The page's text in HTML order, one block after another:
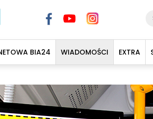
BIA24 WIADOMOŚCI EXTRA